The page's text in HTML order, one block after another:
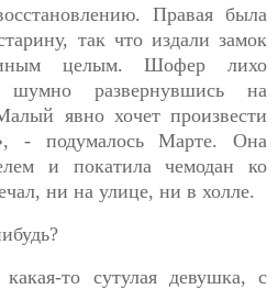
Правая была
так что издали замок
целым. Шофер лихо
шумно развернувшись на
явно хочет произвести
- подумалось Марте. Она
и покатила чемодан ко
ни на улице, ни в холле.
то сутулая девушка, с